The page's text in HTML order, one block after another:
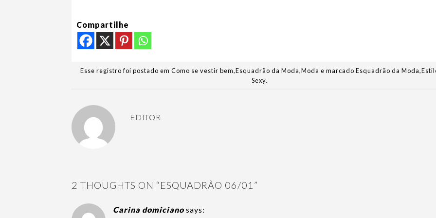
Compartilhe
Esse registro foi postado em Como se vestir bem,Esquadrão da Moda,Moda e marcado Esquadrão da Moda,
Sexy.
EDITOR
2 THOUGHTS ON “ESQUADRÃO 06/01 ”
Carina domiciano says: